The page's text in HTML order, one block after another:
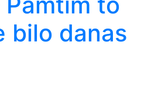
bilo danas